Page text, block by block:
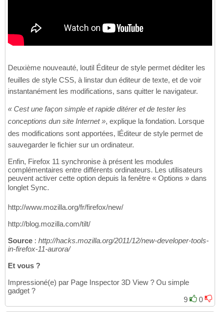
Deuxième nouveauté, loutil Éditeur de style permet déditer les
feuilles de style CSS, à linstar dun éditeur de texte, et de voir
instantanément les modifications, sans quitter le navigateur.
« Cest une façon simple et rapide ditérer et de tester les
conceptions dun site Internet », explique la fondation. Lorsque
des modifications sont apportées, lÉditeur de style permet de
sauvegarder le fichier sur un ordinateur.
Enfin, Firefox 11 synchronise à présent les modules
complémentaires entre différents ordinateurs. Les utilisateurs
peuvent activer cette option depuis la fenêtre « Options » dans
longlet Sync.
http://www.mozilla.org/fr/firefox/new/
http://blog.mozilla.com/tilt/
Source : http://hacks.mozilla.org/2011/12/new-developer-tools-
in-firefox-11-aurora/
Et vous ?
Impressioné(e) par Page Inspector 3D View ? Ou simple
gadget ?
9
0